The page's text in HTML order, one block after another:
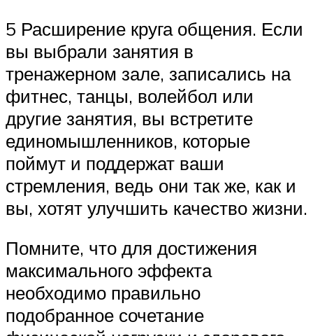
5 Расширение круга общения. Если
вы выбрали занятия в
тренажерном зале, записались на
фитнес, танцы, волейбол или
другие занятия, вы встретите
единомышленников, которые
поймут и поддержат ваши
стремления, ведь они так же, как и
вы, хотят улучшить качество жизни.
Помните, что для достижения
максимального эффекта
необходимо правильно
подобранное сочетание